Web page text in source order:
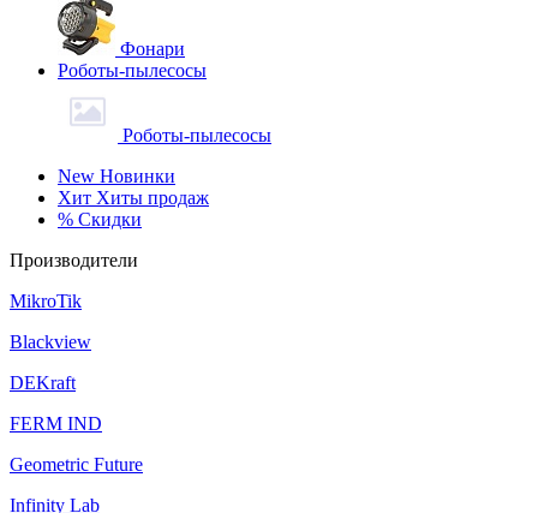
Фонари
Роботы-пылесосы
Роботы-пылесосы
New Новинки
Хит Хиты продаж
% Скидки
Производители
MikroTik
Blackview
DEKraft
FERM IND
Geometric Future
Infinity Lab